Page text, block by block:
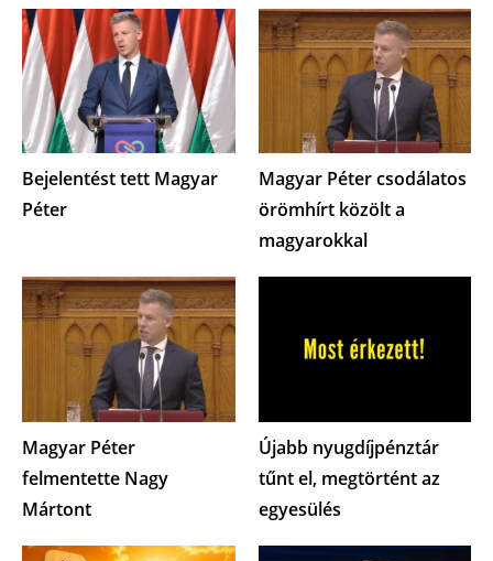
Bejelentést tett Magyar
Péter
Magyar Péter csodálatos
örömhírt közölt a
magyarokkal
Magyar Péter
felmentette Nagy
Mártont
Újabb nyugdíjpénztár
tűnt el, megtörtént az
egyesülés